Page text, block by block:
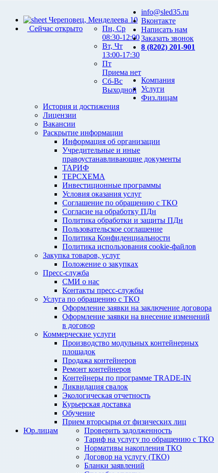
Череповец, Менделеева 10
Сейчас открыто
Пн, Ср
08:30-12:00
Вт, Чт
13:00-17:30
Пт
Приема нет
Сб-Вс
Выходной
info@sled35.ru
Вконтакте
Написать нам
Заказать звонок
8 (8202) 201-901
Компания
История и достижения
Лицензии
Вакансии
Раскрытие информации
Информация об организации
Учредительные и иные
правоустанавливающие документы
ТАРИФ
ТЕРСХЕМА
Инвестиционные программы
Условия оказания услуг
Соглашение по обращению с ТКО
Согласие на обработку ПДн
Политика обработки и защиты ПДн
Пользовательское соглашение
Политика Конфиденциальности
Политика использования cookie-файлов
Закупка товаров, услуг
Положение о закупках
Пресс-служба
СМИ о нас
Контакты пресс-службы
Услуги
Услуга по обращению с ТКО
Оформление заявки на заключение договора
Оформление заявки на внесение изменений
в договор
Коммерческие услуги
Производство модульных контейнерных
площадок
Продажа контейнеров
Ремонт контейнеров
Контейнеры по программе TRADE-IN
Ликвидация свалок
Экологическая отчетность
Курьерская доставка
Обучение
Прием вторсырья от физических лиц
Физ.лицам
Проверить задолженность
Тариф на услугу по обращению с ТКО
Нормативы накопления ТКО
Договор на услугу (ТКО)
Бланки заявлений
Юр.лицам